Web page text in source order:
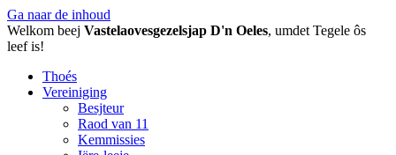
Ga naar de inhoud
Welkom beej Vastelaovesgezelsjap D'n Oeles, umdet Tegele ôs
leef is!
Thoés
Vereiniging
Besjteur
Raod van 11
Kemmissies